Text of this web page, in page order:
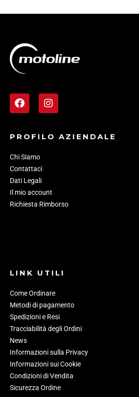
PROFILO AZIENDALE
Chi Siamo
Contattaci
Dati Legali
Il mio account
Richiesta Rimborso
LINK UTILI
Come Ordinare
Metodi di pagamento
Spedizioni e Resi
Tracciabilità degli Ordini
News
Informazioni sulla Privacy
Informazioni sui Cookie
Condizioni di Vendita
Sicurezza Ordine